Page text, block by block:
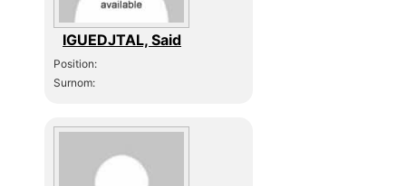
IGUEDJTAL, Said
Position:
Surnom: